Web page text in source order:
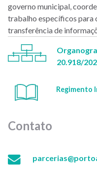
governo municipal,
trabalho específicos para
transferência de
20.918/
Regimento
Contato
E-